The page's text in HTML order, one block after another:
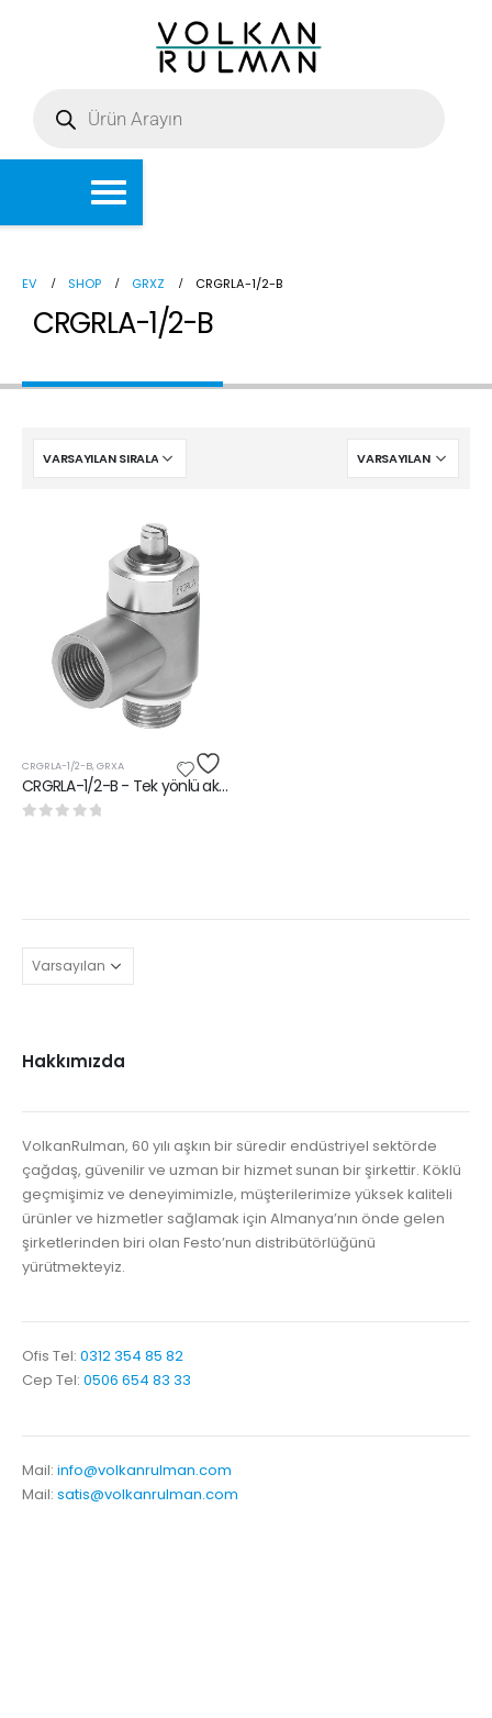
EV SHOP GRXZ CRGRLA-1/2-B
CRGRLA-1/2-B
CRGRLA-1/2-B,GRXA
CRGRLA-1/2-B - Tek yönlü akış kontrol valfleri
Hakkımızda
VolkanRulman, 60 yılı aşkın bir süredir endüstriyel sektörde
çağdaş, güvenilir ve uzman bir hizmet sunan bir şirkettir. Köklü
geçmişimiz ve deneyimimizle, müşterilerimize yüksek kaliteli
ürünler ve hizmetler sağlamak için Almanya’nın önde gelen
şirketlerinden biri olan Festo’nun distribütörlüğünü
yürütmekteyiz.
Ofis Tel: 0312 354 85 82
Cep Tel: 0506 654 83 33
Mail: info@volkanrulman.com
Mail: satis@volkanrulman.com